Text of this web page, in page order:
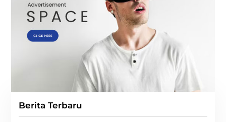
Berita Terbaru